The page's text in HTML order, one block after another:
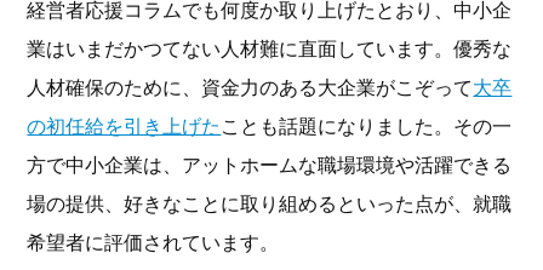
経営者応援コラムでも何度か取り上げたとおり、中小企
業はいまだかつてない人材難に直面しています。優秀な
人材確保のために、資金力のある大企業がこぞって大卒
の初任給を引き上げたことも話題になりました。その一
方で中小企業は、アットホームな職場環境や活躍できる
場の提供、好きなことに取り組めるといった点が、就職
希望者に評価されています。